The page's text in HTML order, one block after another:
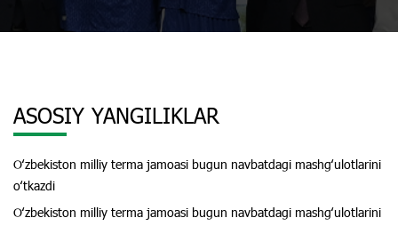
ASOSIY YANGILIKLAR
Oʻzbekiston milliy terma jamoasi bugun navbatdagi mashgʻulotlarini
oʻtkazdi
Oʻzbekiston milliy terma jamoasi bugun navbatdagi mashgʻulotlarini